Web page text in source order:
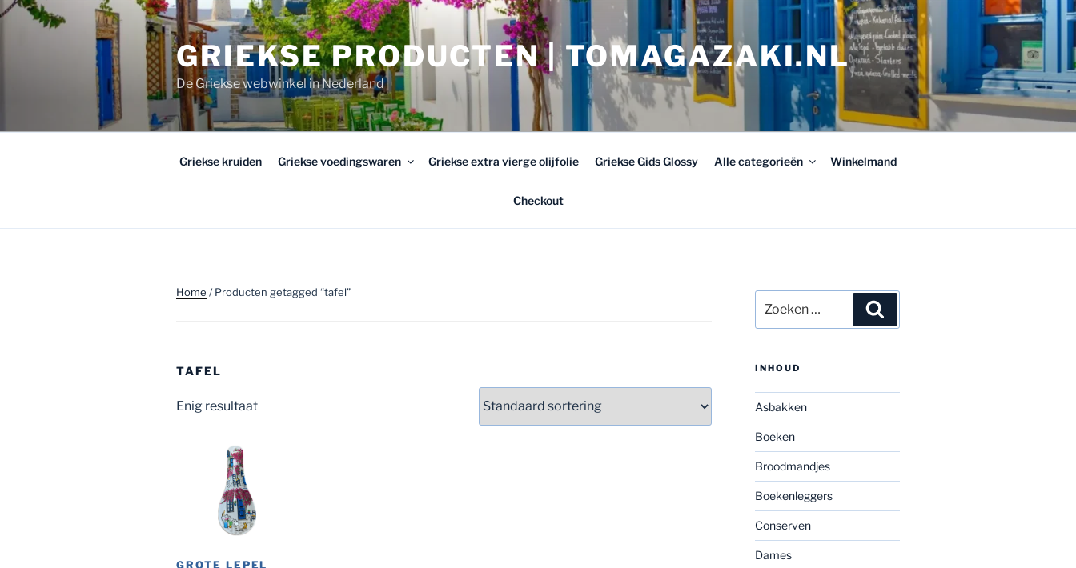
Ga
GRIEKSE PRODUCTEN | TOMAGAZAKI.NL
De Griekse webwinkel in Nederland
Griekse kruiden Griekse voedingswaren Griekse extra vierge olijfolie Griekse Gids Glossy Alle categorieën Winkelmand
Checkout
Home / Producten getagged “tafel”
TAFEL
Enig resultaat
GROTE LEPEL
naar:
INHOUD
Asbakken
Boeken
Broodmandjes
Boekenleggers
Conserven
Dames